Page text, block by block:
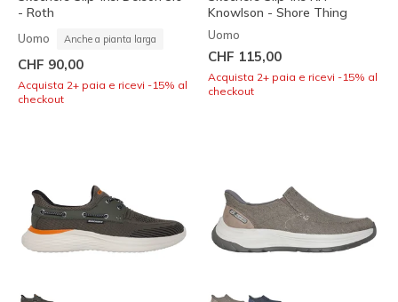
- Roth
Uomo Anche a pianta larga
CHF 90,00
Acquista 2+ paia e ricevi -15% al
checkout
Knowlson - Shore Thing
Uomo
CHF 115,00
Acquista 2+ paia e ricevi -15% al
checkout